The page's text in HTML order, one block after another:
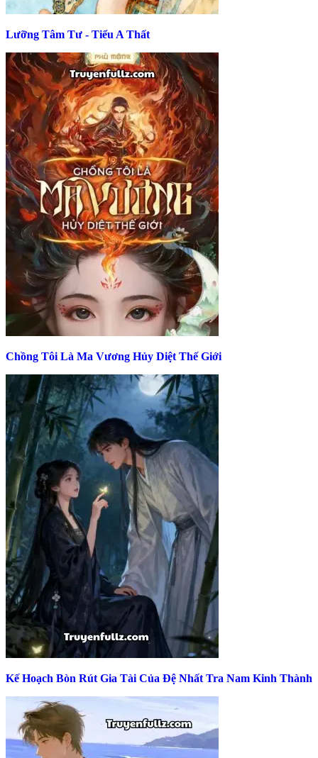
Lưỡng Tâm Tư - Tiểu A Thất
Chồng Tôi Là Ma Vương Hủy Diệt Thế Giới
Kế Hoạch Bòn Rút Gia Tài Của Đệ Nhất Tra Nam Kinh Thành